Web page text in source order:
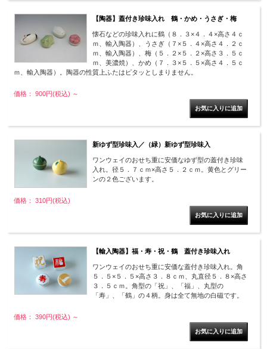
【陶器】蓋付き珍味入れ 鶴・かめ・うさぎ・梅
懐石などの珍味入れに鶴（８．３×４．４×高さ４ｃ
ｍ、輸入陶器）、うさぎ（７×５．４×高さ４．２ｃ
ｍ、輸入陶器）、梅（５．２×５．２×高さ３．５ｃ
ｍ、美濃焼）、かめ（７．３×５．５×高さ４．５ｃ
ｍ、輸入陶器）。陶器の性質上ふたはピタッとしまりません。
価格： 900円(税込) ～
新ゆず型珍味入／（緑）新ゆず型珍味入
ワンウェイのおせち重に安価なゆず型の蓋付き珍味
入れ。径５．７ｃｍ×高さ５．２ｃｍ。黄色とグリー
ンの２色ございます。
価格： 310円(税込)
【輸入陶器】福・寿・祝・鶴 蓋付き珍味入れ
ワンウェイのおせち重に安価な蓋付き珍味入れ。角
５．５×５．５×高さ３．８ｃｍ、丸直径５．８×高さ
３．５ｃｍ。角型の「祝」、「福」、丸型の
「寿」、「鶴」の４柄。身は全て無地の白磁です。
価格： 390円(税込) ～